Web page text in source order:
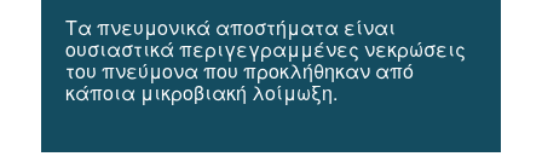
Τα πνευμονικά αποστήματα είναι
ουσιαστικά περιγεγραμμένες νεκρώσεις
του πνεύμονα που προκλήθηκαν από
κάποια μικροβιακή λοίμωξη.